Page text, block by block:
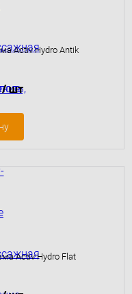
Activ Hydro Antik
/ шт
Activ Hydro Flat